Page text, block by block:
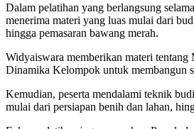
Dalam pelatihan yang berlangsung
menerima materi yang luas mulai dari
hingga pemasaran bawang merah.
Widyaiswara memberikan materi tentang
Dinamika Kelompok untuk membangun
Kemudian, peserta mendalami teknik
mulai dari persiapan benih dan lahan,